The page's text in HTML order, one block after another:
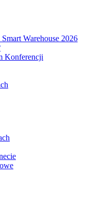
Warehouse 2026
Konferencji